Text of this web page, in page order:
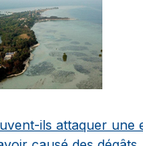
ils attaquer une